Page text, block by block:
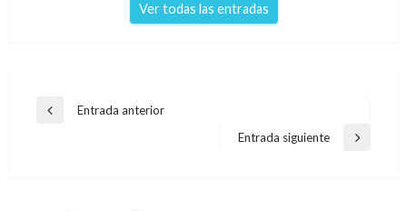
Ver todas las entradas
Navegación
Entrada
Entrada anterior
Entrada
Entrada siguiente